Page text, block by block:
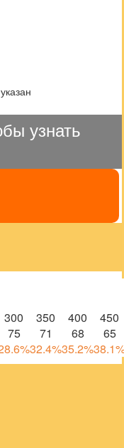
узнать
300 350 400
450
75 71 68
65
32.4%35.2%